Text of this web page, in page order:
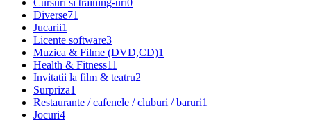
Cursuri si training-uri0
Diverse71
Jucarii1
Licente software3
Muzica & Filme (DVD,CD)1
Health & Fitness11
Invitatii la film & teatru2
Surpriza1
Restaurante / cafenele / cluburi / baruri1
Jocuri4